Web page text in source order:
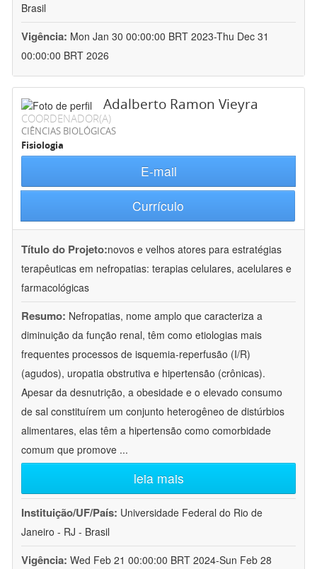
Brasil
Vigência: Mon Jan 30 00:00:00 BRT 2023-Thu Dec 31
00:00:00 BRT 2026
Adalberto Ramon Vieyra
COORDENADOR(A)
CIÊNCIAS BIOLÓGICAS
Fisiologia
E-mail
Currículo
Título do Projeto:novos e velhos atores para estratégias
terapêuticas em nefropatias: terapias celulares, acelulares e
farmacológicas
Resumo: Nefropatias, nome amplo que caracteriza a
diminuição da função renal, têm como etiologias mais
frequentes processos de isquemia-reperfusão (I/R)
(agudos), uropatia obstrutiva e hipertensão (crônicas).
Apesar da desnutrição, a obesidade e o elevado consumo
de sal constituírem um conjunto heterogêneo de distúrbios
alimentares, elas têm a hipertensão como comorbidade
comum que promove ...
leia mais
Instituição/UF/País: Universidade Federal do Rio de
Janeiro - RJ - Brasil
Vigência: Wed Feb 21 00:00:00 BRT 2024-Sun Feb 28